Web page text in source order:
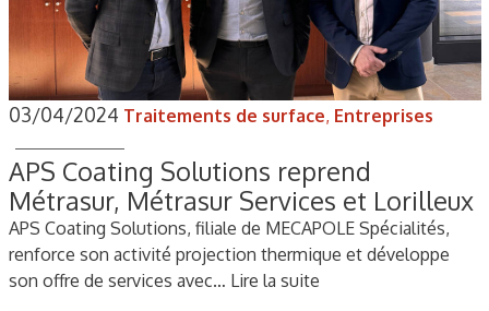
03/04/2024 Traitements de surface, Entreprises
APS Coating Solutions reprend
Métrasur, Métrasur Services et Lorilleux
APS Coating Solutions, filiale de MECAPOLE Spécialités,
renforce son activité projection thermique et développe
son offre de services avec… Lire la suite